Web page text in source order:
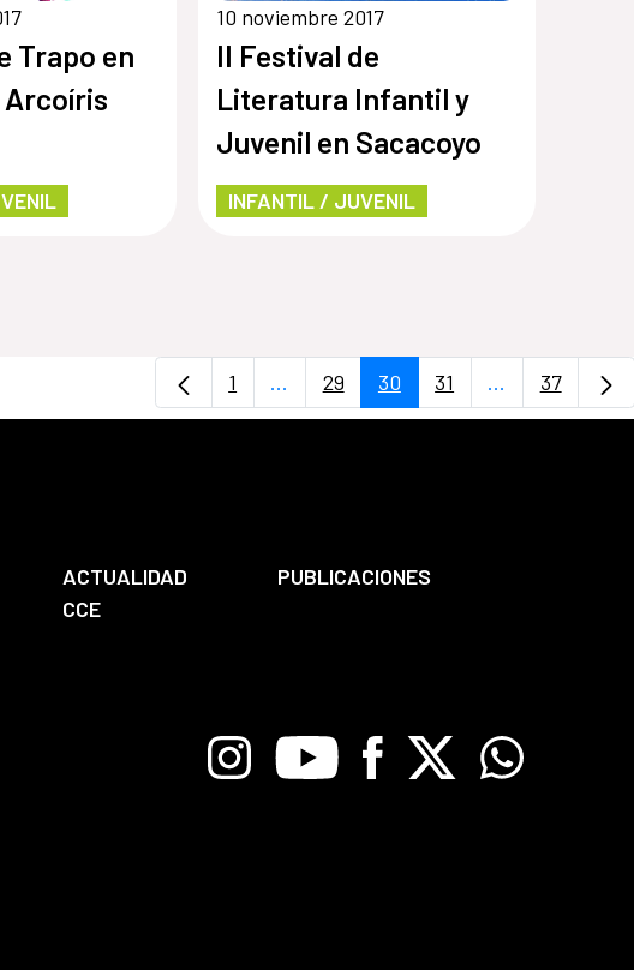
Trapo en
Arcoíris
10 noviembre 2017
II Festival de
Literatura Infantil y
Juvenil en Sacacoyo
INFANTIL / JUVENIL
Página
1 ...Páginas intermedias Use TAB para
Página
29 Página
30 Página
31 ...PáginasPágina
37
ACTUALIDAD
PUBLICACIONES
CCE
InstagramYoutube Facebook
X Whatsapp